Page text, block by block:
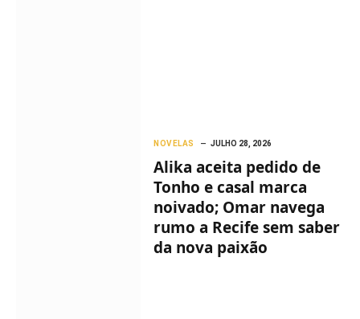
NOVELAS JULHO 28, 2026
Alika aceita pedido de
Tonho e casal marca
noivado; Omar navega
rumo a Recife sem saber
da nova paixão